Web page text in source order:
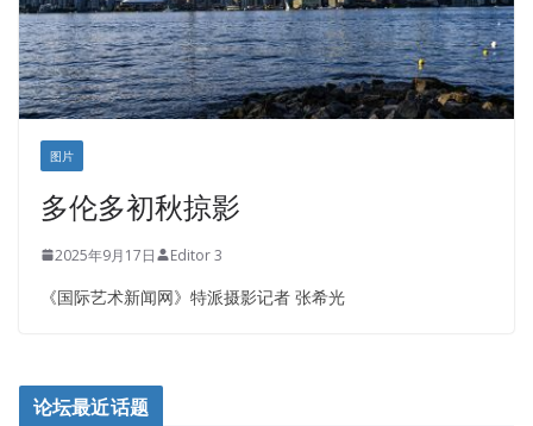
图片
多伦多初秋掠影
2025年9月17日 Editor 3
《国际艺术新闻网》特派摄影记者 张希光
论坛最近话题